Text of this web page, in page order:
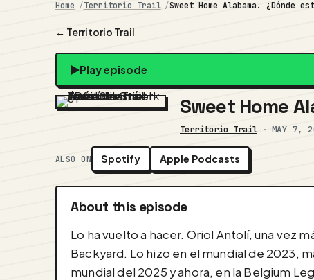
Home Territorio Trail Sweet Home Alabama.
← Territorio Trail
Play episode
Sweet Home
Territorio Trail· MAY 7,
ALSO ON Spotify Apple Podcasts
About this episode
Lo ha vuelto a hacer. Oriol Antolí, una vez
Backyard. Lo hizo en el mundial de 2023,
mundial del 2025 y ahora, en la Belgium